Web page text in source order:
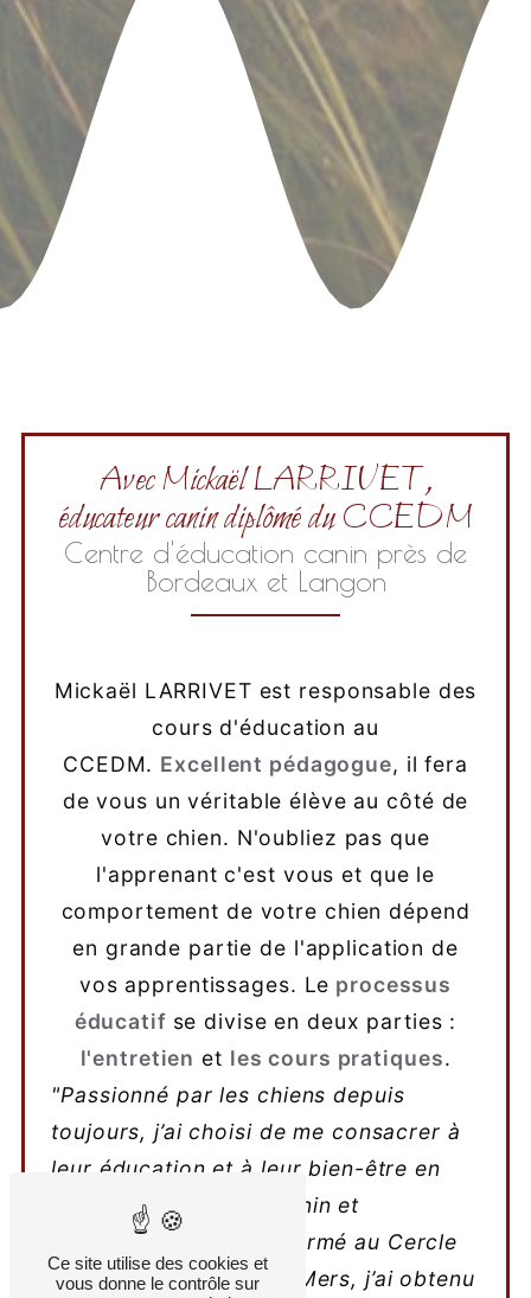
Avec Mickaël LARRIVET,
éducateur canin diplômé du CCEDM
Centre d'éducation canin près de
Bordeaux et Langon
Mickaël LARRIVET est responsable des
cours d'éducation au
CCEDM. Excellent pédagogue, il fera
de vous un véritable élève au côté de
votre chien. N'oubliez pas que
l'apprenant c'est vous et que le
comportement de votre chien dépend
en grande partie de l'application de
vos apprentissages. Le processus
éducatif se divise en deux parties :
l'entretien et les cours pratiques.
"Passionné par les chiens depuis
toujours, j’ai choisi de me consacrer à
leur éducation et à leur bien-être en
devenant éducateur canin et
comportementaliste. Formé au Cercle
Canin de l’Entre-Deux-Mers, j’ai obtenu
Ce site utilise des cookies et
vous donne le contrôle sur